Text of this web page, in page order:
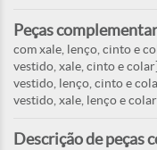
Peças
com xale, lenço, cinto e
vestido, xale, cinto e
vestido, lenço, cinto e
vestido, xale, lenço e
Descrição de peças